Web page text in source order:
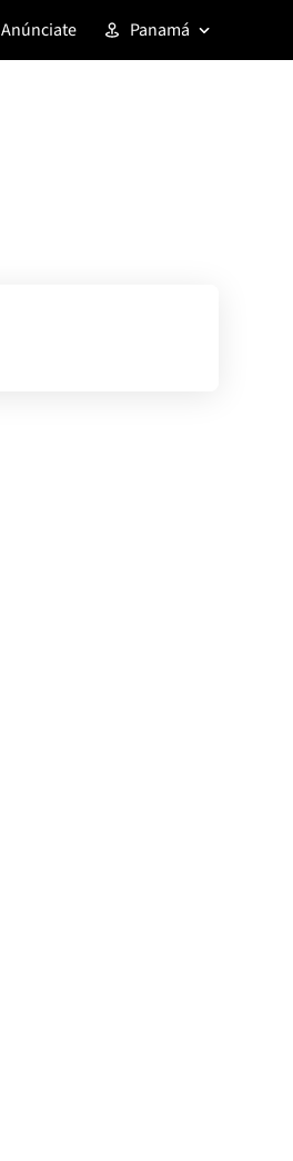
Anúnciate Panamá